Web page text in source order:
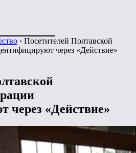
› Посетителей Полтавской
через «Действие»
через «Действие»